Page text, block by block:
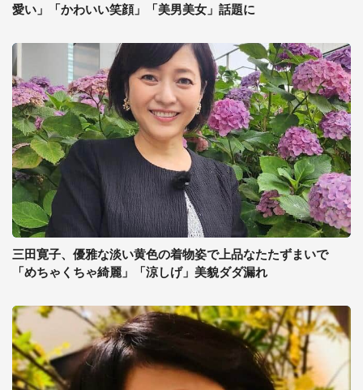
愛い」「かわいい笑顔」「美男美女」話題に
三田寛子、優雅な淡い黄色の着物姿で上品なたたずまいで
「めちゃくちゃ綺麗」「涼しげ」美貌ダダ漏れ